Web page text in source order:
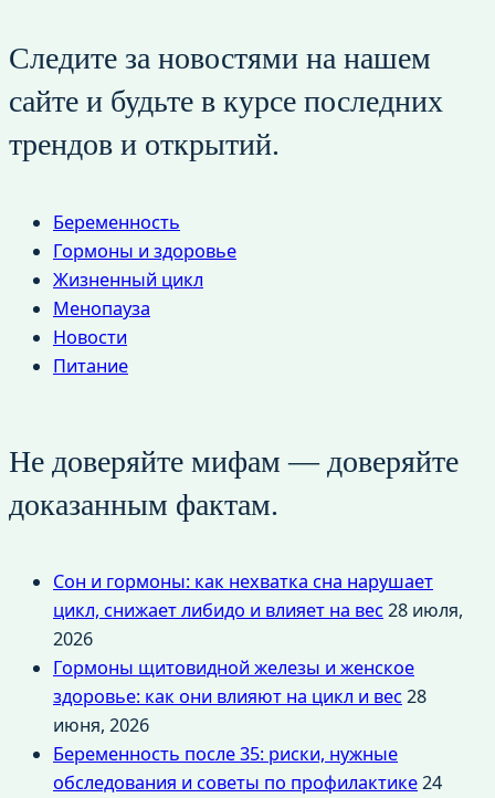
Следите за новостями на нашем
сайте и будьте в курсе последних
трендов и открытий.
Беременность
Гормоны и здоровье
Жизненный цикл
Менопауза
Новости
Питание
Не доверяйте мифам — доверяйте
доказанным фактам.
Сон и гормоны: как нехватка сна нарушает
цикл, снижает либидо и влияет на вес28 июля,
2026
Гормоны щитовидной железы и женское
здоровье: как они влияют на цикл и вес28
июня, 2026
Беременность после 35: риски, нужные
обследования и советы по профилактике24